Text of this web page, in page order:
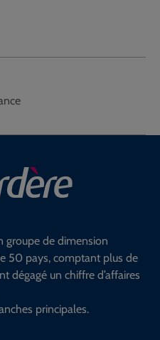
groupe de dimension
50 pays, comptant plus de
dégagé un chiffre d’affaires
principales.